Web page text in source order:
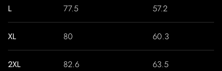
L 77.5 57.2
XL 80 60.3
2XL 82.6 63.5